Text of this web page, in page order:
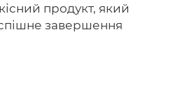
продукт, який
завершення